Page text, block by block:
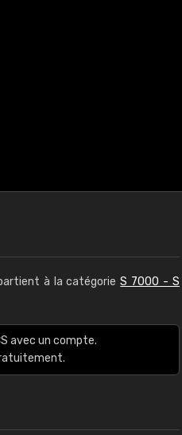
à la catégorieS 7000 - S
avec un compte.